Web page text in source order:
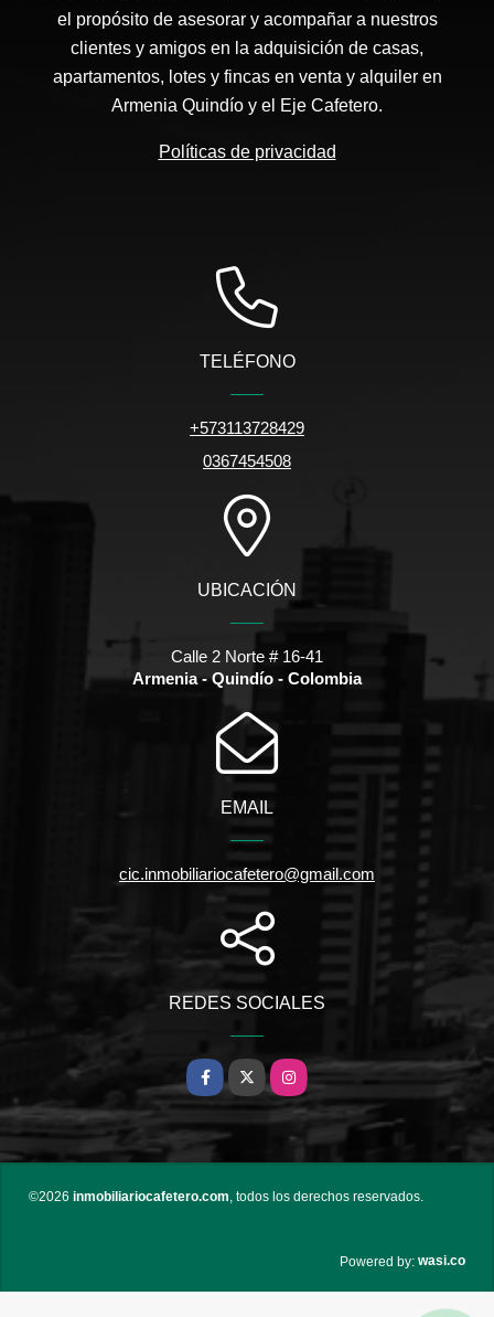
el propósito de asesorar y acompañar a nuestros
clientes y amigos en la adquisición de casas,
apartamentos, lotes y fincas en venta y alquiler en
Armenia Quindío y el Eje Cafetero.
Políticas de privacidad
TELÉFONO
+573113728429
0367454508
UBICACIÓN
Calle 2 Norte # 16-41
Armenia - Quindío - Colombia
EMAIL
cic.inmobiliariocafetero@gmail.com
REDES SOCIALES
Facebook
X Instagram
©2026 inmobiliariocafetero.com, todos los derechos reservados.
Powered by: wasi.co